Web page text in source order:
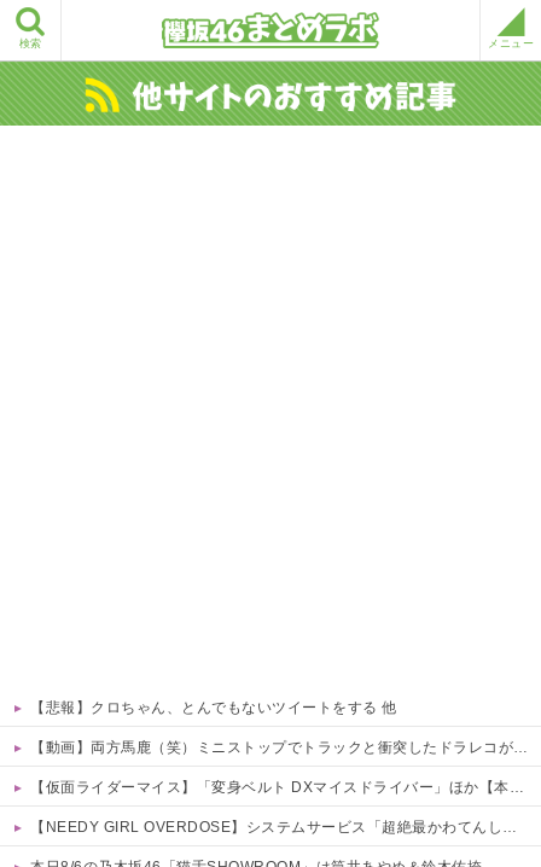
検索 メニュー
【悲報】クロちゃん、とんでもないツイートをする 他
【動画】両方馬鹿（笑）ミニストップでトラックと衝突したドラレコが（ノ∇`）
【仮面ライダーマイス】「変身ベルト DXマイスドライバー」ほか【本日予約開始！】
【NEEDY GIRL OVERDOSE】システムサービス「超絶最かわてんしちゃん」プライズフィギュア【彩色原型公開】